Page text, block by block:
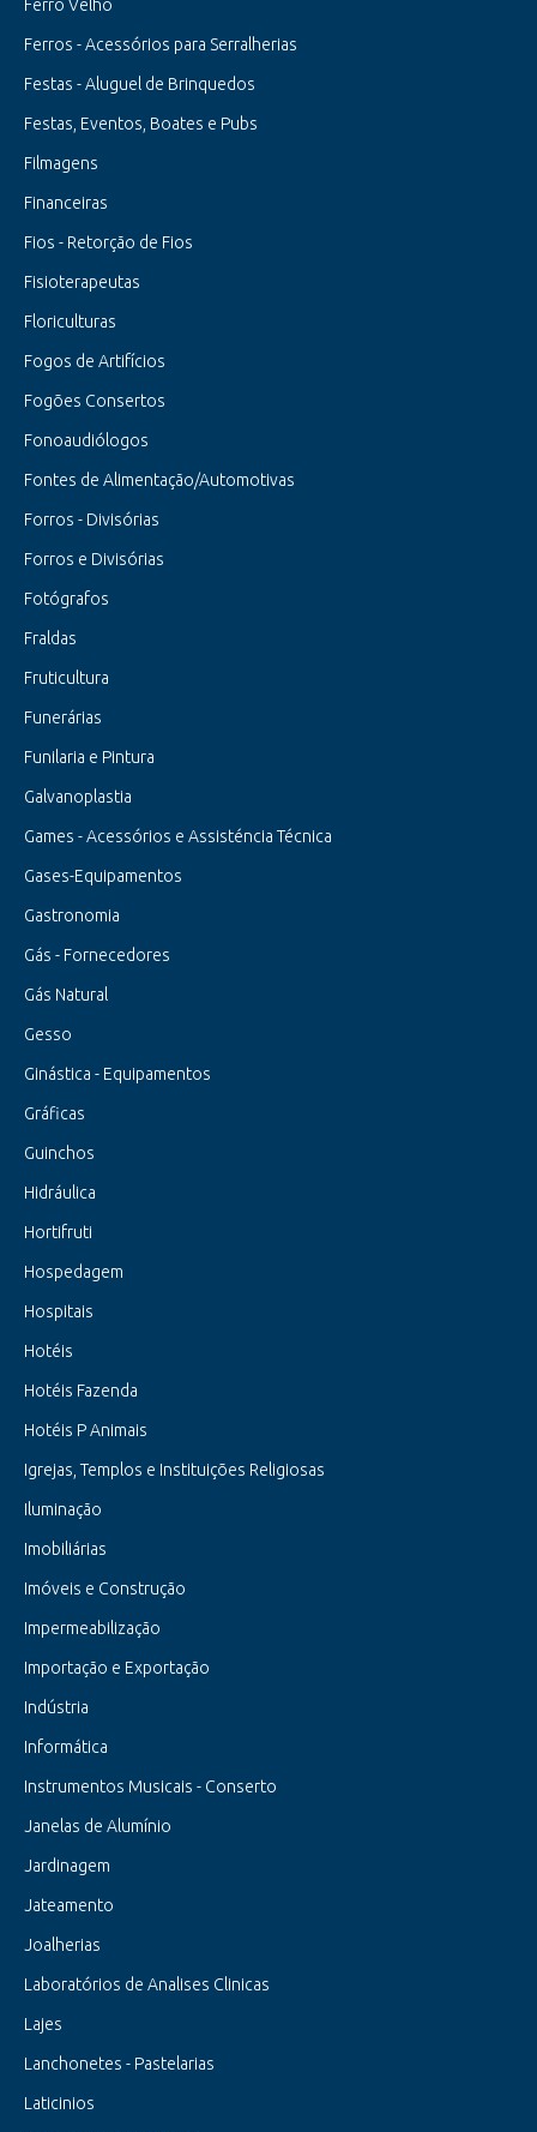
Ferro Velho
Ferros - Acessórios para Serralherias
Festas - Aluguel de Brinquedos
Festas, Eventos, Boates e Pubs
Filmagens
Financeiras
Fios - Retorção de Fios
Fisioterapeutas
Floriculturas
Fogos de Artifícios
Fogões Consertos
Fonoaudiólogos
Fontes de Alimentação/Automotivas
Forros - Divisórias
Forros e Divisórias
Fotógrafos
Fraldas
Fruticultura
Funerárias
Funilaria e Pintura
Galvanoplastia
Games - Acessórios e Assisténcia Técnica
Gases-Equipamentos
Gastronomia
Gás - Fornecedores
Gás Natural
Gesso
Ginástica - Equipamentos
Gráficas
Guinchos
Hidráulica
Hortifruti
Hospedagem
Hospitais
Hotéis
Hotéis Fazenda
Hotéis P Animais
Igrejas, Templos e Instituições Religiosas
Iluminação
Imobiliárias
Imóveis e Construção
Impermeabilização
Importação e Exportação
Indústria
Informática
Instrumentos Musicais - Conserto
Janelas de Alumínio
Jardinagem
Jateamento
Joalherias
Laboratórios de Analises Clinicas
Lajes
Lanchonetes - Pastelarias
Laticinios